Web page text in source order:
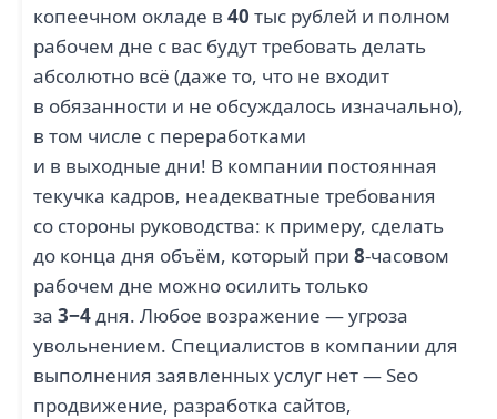
копеечном окладе в 40 тыс рублей и полном
рабочем дне с вас будут требовать делать
абсолютно всё (даже то, что не входит
в обязанности и не обсуждалось изначально),
в том числе с переработками
и в выходные дни! В компании постоянная
текучка кадров, неадекватные требования
со стороны руководства: к примеру, сделать
до конца дня объём, который при 8-часовом
рабочем дне можно осилить только
за 3−4дня. Любое возражение — угроза
увольнением. Специалистов в компании для
выполнения заявленных услуг нет — Seo
продвижение, разработка сайтов,